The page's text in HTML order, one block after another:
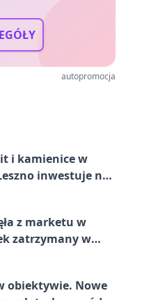
autopromocja
i kamienice w
inwestuje na
z marketu w
zatrzymany w
obiektywie. Nowe